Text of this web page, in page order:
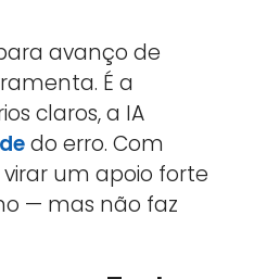
avanço de
É a
claros, a IA
do erro. Com
um apoio forte
— mas não faz